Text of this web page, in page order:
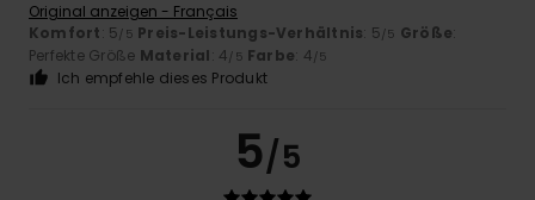
Original anzeigen - Français
Komfort: 5/5 Preis-Leistungs-Verhältnis: 5/5 Größe:
Perfekte Größe Material: 4/5 Farbe: 4/5
Ich empfehle dieses Produkt
5/5